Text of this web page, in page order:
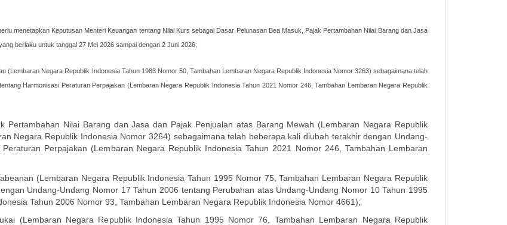
menetapkan Keputusan Menteri Keuangan tentang Nilai Kurs sebagai Dasar Pelunasan Bea Masuk, Pajak Pertambahan Nilai Barang dan Jasa
berlaku untuk tanggal 27 Mei 2026 sampai dengan 2 Juni 2026;
(Lembaran Negara Republik Indonesia Tahun 1983 Nomor 50, Tambahan Lembaran Negara Republik Indonesia Nomor 3263) sebagaimana telah
Harmonisasi Peraturan Perpajakan (Lembaran Negara Republik Indonesia Tahun 2021 Nomor 246, Tambahan Lembaran Negara Republik
Pertambahan Nilai Barang dan Jasa dan Pajak Penjualan atas Barang Mewah (Lembaran Negara Republik
Negara Republik Indonesia Nomor 3264) sebagaimana telah beberapa kali diubah terakhir dengan Undang-
Perpajakan (Lembaran Negara Republik Indonesia Tahun 2021 Nomor 246, Tambahan Lembaran
(Lembaran Negara Republik Indonesia Tahun 1995 Nomor 75, Tambahan Lembaran Negara Republik
Undang-Undang Nomor 17 Tahun 2006 tentang Perubahan atas Undang-Undang Nomor 10 Tahun 1995
Tahun 2006 Nomor 93, Tambahan Lembaran Negara Republik Indonesia Nomor 4661);
(Lembaran Negara Republik Indonesia Tahun 1995 Nomor 76, Tambahan Lembaran Negara Republik